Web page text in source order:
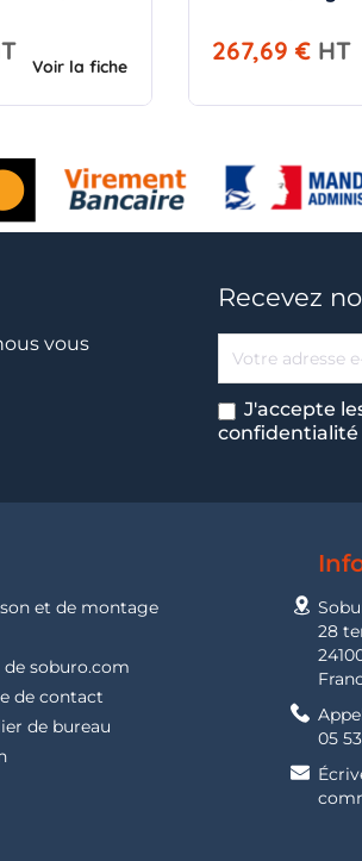
Voir la fiche
267,69 € HT
vous
Recevez
J'accepte
confidentialité
et de montage
de soburo.com
de contact
de bureau
28
05